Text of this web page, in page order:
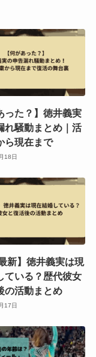
った？】徳井義実
れ騒動まとめ｜活
ら現在まで
18日
新】徳井義実は現
ている？歴代彼女
の活動まとめ
17日